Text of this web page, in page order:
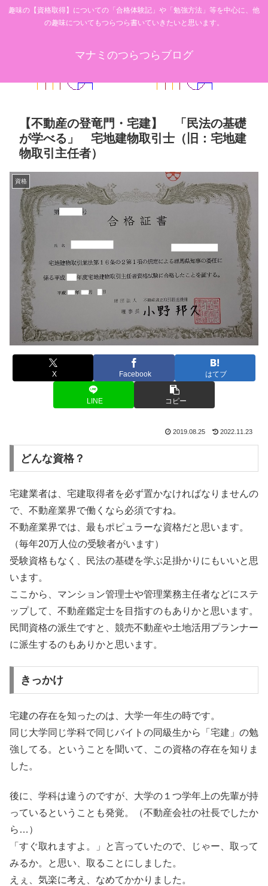
趣味の【資格取得】についての「合格体験記」や「勉強方法」等を中心に、他
の趣味についてもつらつら書いていきたいと思います。
マナミのつらつらブログ
【不動産の登竜門・宅建】 「民法の基礎
が学べる」 宅地建物取引士（旧：宅地建
物取引主任者）
資格
X Facebook はてブ
LINE コピー
2019.08.25 2022.11.23
どんな資格？
宅建業者は、宅建取得者を必ず置かなければなりませんの
で、不動産業界で働くなら必須ですね。
不動産業界では、最もポピュラーな資格だと思います。
（毎年20万人位の受験者がいます）
受験資格もなく、民法の基礎を学ぶ足掛かりにもいいと思
います。
ここから、マンション管理士や管理業務主任者などにステ
ップして、不動産鑑定士を目指すのもありかと思います。
民間資格の派生ですと、競売不動産や土地活用プランナー
に派生するのもありかと思います。
きっかけ
宅建の存在を知ったのは、大学一年生の時です。
同じ大学同じ学科で同じバイトの同級生から「宅建」の勉
強してる。ということを聞いて、この資格の存在を知りま
した。
後に、学科は違うのですが、大学の１つ学年上の先輩が持
っているということも発覚。（不動産会社の社長でしたか
ら…）
「すぐ取れますよ。」と言っていたので、じゃー、取って
みるか。と思い、取ることにしました。
えぇ、気楽に考え、なめてかかりました。